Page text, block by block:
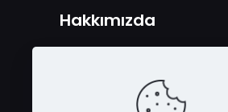
Hakkımızda
hikâyesiyle başlayan serüven
ilerleyen zamanlarda eşsiz arı